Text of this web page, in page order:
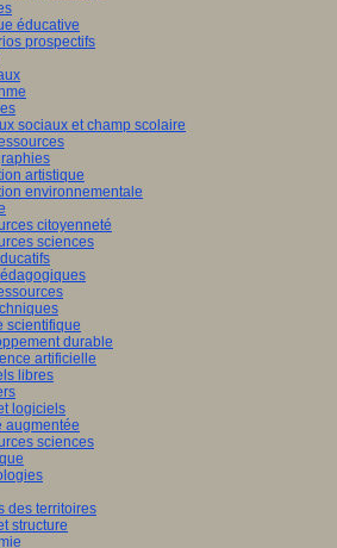
éducative
prospectifs
sociaux et champ scolaire
artistique
environnementale
citoyenneté
sciences
scientifique
durable
artificielle
libres
logiciels
augmentée
sciences
des territoires
structure